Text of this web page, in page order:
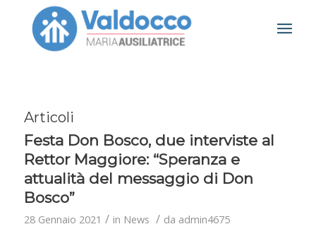
Articoli
Festa Don Bosco, due interviste al
Rettor Maggiore: “Speranza e
attualità del messaggio di Don
Bosco”
28 Gennaio 2021 / in News / da admin4675